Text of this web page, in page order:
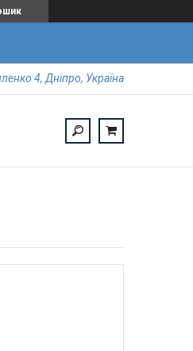
4, Дніпро, Україна